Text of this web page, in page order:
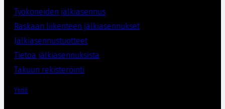
Työkoneiden jälkiasennus
Raskaan liikenteen jälkiasennukset
Jälkiasennustuotteet
Tietoa jälkiasennuksista
Takuun rekisteröinti
Yhtiö